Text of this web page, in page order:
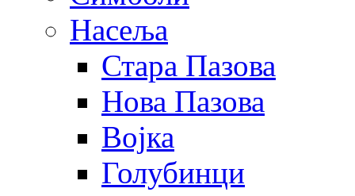
Насеља
Стара Пазова
Нова Пазова
Војка
Голубинци